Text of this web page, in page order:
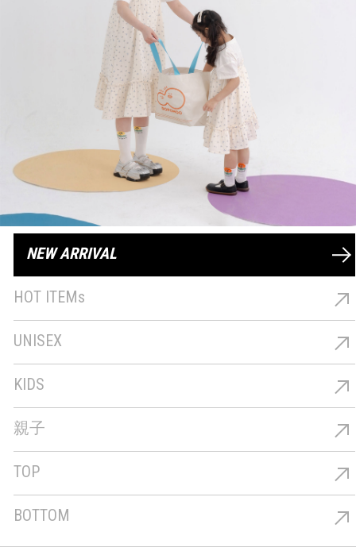
NEW ARRIVAL
HOT ITEMs
UNISEX
KIDS
親子
TOP
BOTTOM
下著